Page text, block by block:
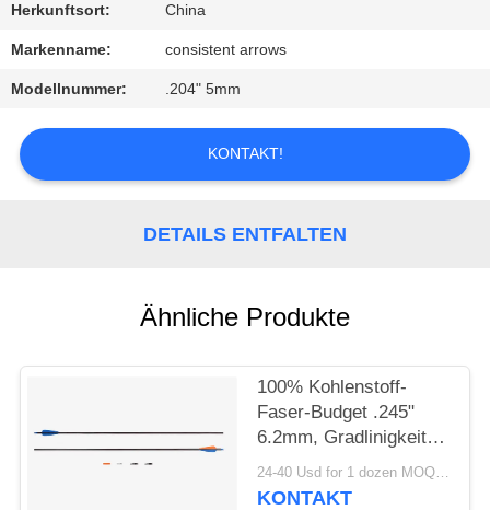
MIT
UNS
IN
VERBINDUNG
SITEMAP
DATENSCHUTZRICHTLINIE
Herkunftsort: China
Markenname: consistent arrows
Modellnummer: .204" 5mm
KONTAKT!
DETAILS ENTFALTEN
Ähnliche Produkte
100% Kohlenstoff-
Faser-Budget .245"
6.2mm, Gradlinigkeit
.003-.001"
Jagdpfeilschaufeln/-
24-40 Usd for 1 dozen MOQ:2 Dutzende
KONTAKT